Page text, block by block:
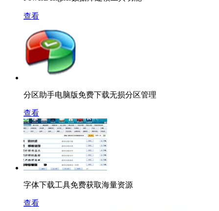
查看
分区助手电脑版免费下载无损分区管理
查看
字体下载工具免费获取海量资源
查看